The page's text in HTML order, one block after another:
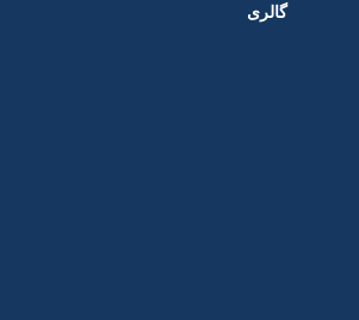
گالری